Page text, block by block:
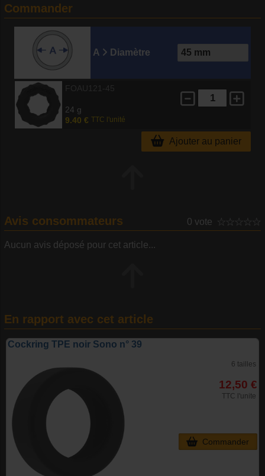
Commander
A Diamètre
24 g
9.40 € TTC l'unité
Ajouter au panier
Avis consommateurs 0 vote
Aucun avis déposé pour cet article...
En rapport avec cet article
Cockring TPE noir Sono n° 39
6 tailles
12,50 €
TTC l'unite
Commander